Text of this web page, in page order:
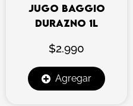
JUGO BAGGIO
DURAZNO 1L
$2.990
Agregar